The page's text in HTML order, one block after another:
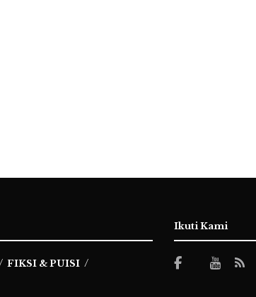
FIKSI & PUISI
Ikuti Kami